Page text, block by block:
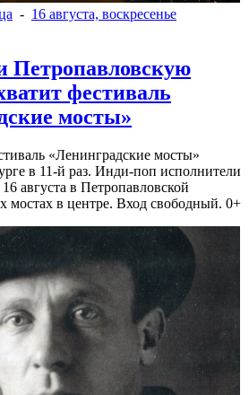
- 16 августа, воскресенье
Петропавловскую
фестиваль
мосты»
«Ленинградские мосты»
в 11-й раз. Инди-поп исполнители
августа в Петропавловской
мостах в центре. Вход свободный. 0+